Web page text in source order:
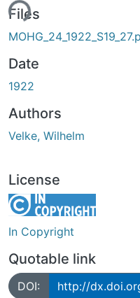
Files
Date
1922
Authors
Velke, Wilhelm
License
In Copyright
Quotable link
DOI: http://